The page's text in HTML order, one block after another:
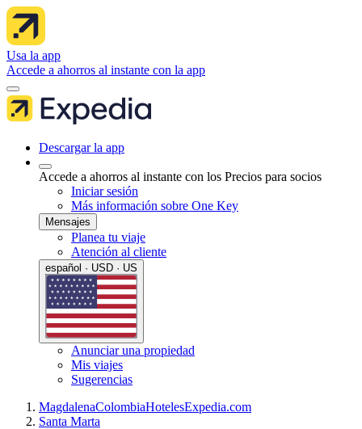
Usa la app
Accede a ahorros al instante con la app
Descargar la app
Accede a ahorros al instante con los Precios para socios
Iniciar sesión
Más información sobre One Key
Mensajes
Planea tu viaje
Atención al cliente
español · USD · US
Anunciar una propiedad
Mis viajes
Sugerencias
MagdalenaColombiaHotelesExpedia.com
Santa Marta